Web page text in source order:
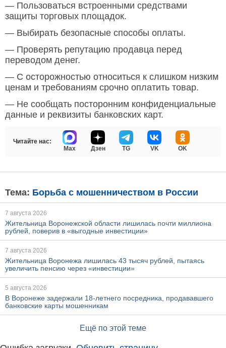
— Пользоваться встроенными средствами
защиты торговых площадок.
— Выбирать безопасные способы оплаты.
— Проверять репутацию продавца перед
переводом денег.
— С осторожностью относиться к слишком низким
ценам и требованиям срочно оплатить товар.
— Не сообщать посторонним конфиденциальные
данные и реквизиты банковских карт.
Читайте нас:
Max
Дзен TG VK OK
Тема: Борьба с мошенничеством в России
7 августа 2026
Жительница Воронежской области лишилась почти миллиона
рублей, поверив в «выгодные инвестиции»
7 августа 2026
Жительница Воронежа лишилась 43 тысяч рублей, пытаясь
увеличить пенсию через «инвестиции»
5 августа 2026
В Воронеже задержали 18-летнего посредника, продававшего
банковские карты мошенникам
Ещё по этой теме